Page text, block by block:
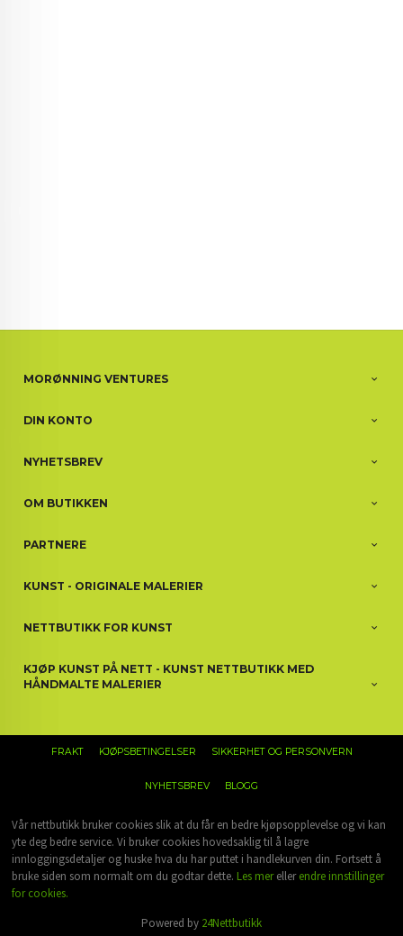
MORØNNING VENTURES
DIN KONTO
NYHETSBREV
OM BUTIKKEN
PARTNERE
KUNST - ORIGINALE MALERIER
NETTBUTIKK FOR KUNST
KJØP KUNST PÅ NETT - KUNST NETTBUTIKK MED
HÅNDMALTE MALERIER
FRAKT KJØPSBETINGELSER SIKKERHET OG PERSONVERN
NYHETSBREV BLOGG
Vår nettbutikk bruker cookies slik at du får en bedre kjøpsopplevelse og vi kan
yte deg bedre service. Vi bruker cookies hovedsaklig til å lagre
innloggingsdetaljer og huske hva du har puttet i handlekurven din. Fortsett å
bruke siden som normalt om du godtar dette. Les merellerendre innstillinger
for cookies.
Powered by 24Nettbutikk